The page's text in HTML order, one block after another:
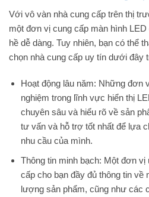
Với vô vàn nhà cung cấp trên thị
một đơn vị cung cấp màn hình
hề dễ dàng. Tuy nhiên, bạn có thể
chọn nhà cung cấp uy tín dưới đây
Hoạt động lâu năm: Những đơn
nghiệm trong lĩnh vực hiển thị
chuyên sâu và hiểu rõ về sản
tư vấn và hỗ trợ tốt nhất để lựa
nhu cầu của mình.
Thông tin minh bạch: Một đơn
cấp cho bạn đầy đủ thông tin về
lượng sản phẩm, cũng như các